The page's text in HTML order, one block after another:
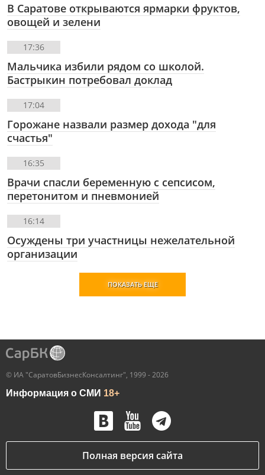
В Саратове открываются ярмарки фруктов,
овощей и зелени
17:36
Мальчика избили рядом со школой.
Бастрыкин потребовал доклад
17:04
Горожане назвали размер дохода "для
счастья"
16:35
Врачи спасли беременную с сепсисом,
перетонитом и пневмонией
16:14
Осуждены три участницы нежелательной
организации
ПОКАЗАТЬ ЕЩЕ
© ИА "СаратовБизнесКонсалтинг", 1999 - 2026
Информация о СМИ 18+
Полная версия сайта